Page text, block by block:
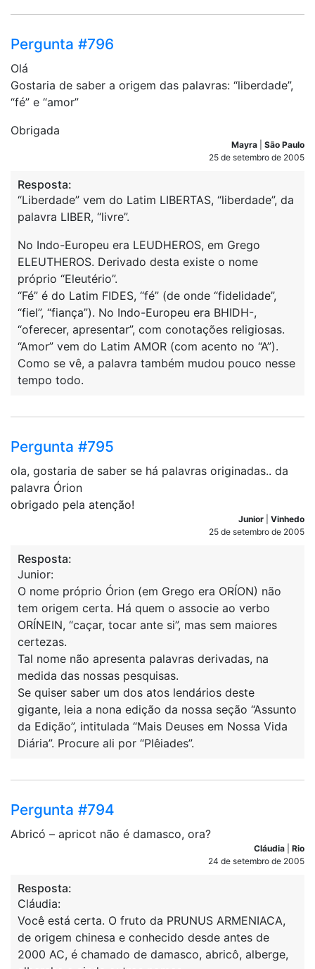
Pergunta #796
Olá
Gostaria de saber a origem das palavras: “liberdade”,
“fé” e “amor”
Obrigada
Mayra
São Paulo
25 de setembro de 2005
Resposta:
“Liberdade” vem do Latim LIBERTAS, “liberdade”, da
palavra LIBER, “livre”.
No Indo-Europeu era LEUDHEROS, em Grego
ELEUTHEROS. Derivado desta existe o nome
próprio “Eleutério”.
“Fé” é do Latim FIDES, “fé” (de onde “fidelidade”,
“fiel”, “fiança”). No Indo-Europeu era BHIDH-,
“oferecer, apresentar”, com conotações religiosas.
“Amor” vem do Latim AMOR (com acento no “A”).
Como se vê, a palavra também mudou pouco nesse
tempo todo.
Pergunta #795
ola, gostaria de saber se há palavras originadas.. da
palavra Órion
obrigado pela atenção!
Junior
Vinhedo
25 de setembro de 2005
Resposta:
Junior:
O nome próprio Órion (em Grego era ORÍON) não
tem origem certa. Há quem o associe ao verbo
ORÍNEIN, “caçar, tocar ante si”, mas sem maiores
certezas.
Tal nome não apresenta palavras derivadas, na
medida das nossas pesquisas.
Se quiser saber um dos atos lendários deste
gigante, leia a nona edição da nossa seção “Assunto
da Edição”, intitulada “Mais Deuses em Nossa Vida
Diária”. Procure ali por “Plêiades”.
Pergunta #794
Abricó – apricot não é damasco, ora?
Cláudia
Rio
24 de setembro de 2005
Resposta:
Cláudia:
Você está certa. O fruto da PRUNUS ARMENIACA,
de origem chinesa e conhecido desde antes de
2000 AC, é chamado de damasco, abricô, alberge,